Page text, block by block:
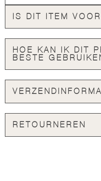
IS DIT ITEM
HOE KAN IK DIT
BESTE
RETOURNEREN